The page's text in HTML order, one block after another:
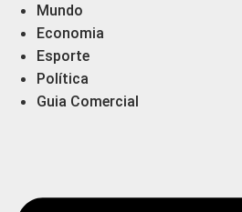
Mundo
Economia
Esporte
Política
Guia Comercial